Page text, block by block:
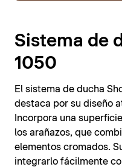
Sistema de
1050
El sistema de ducha
destaca por su diseño
Incorpora una
los arañazos, que
elementos cromados.
integrarlo fácilmente